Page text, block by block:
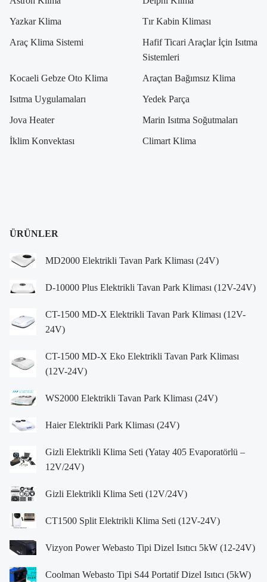
Yazkar Klima Tır Kabin Kliması
Araç Klima Sistemi
Hafif Ticari Araçlar İçin Isıtma
Sistemleri
Kocaeli Gebze Oto Klima Araçtan Bağımsız Klima
Isıtma Uygulamaları Yedek Parça
Jova Heater Marin Isıtma Soğutmaları
İklim Konvektası Climart Klima
ÜRÜNLER
MD2000 Elektrikli Tavan Park Kliması (24V)
D-10000 Plus Elektrikli Tavan Park Kliması (12V-24V)
CT-1500 MD-X Elektrikli Tavan Park Kliması (12V-
24V)
CT-1500 MD-X Eko Elektrikli Tavan Park Kliması
(12V-24V)
WS2000 Elektrikli Tavan Park Kliması (24V)
Haier Elektrikli Park Kliması (24V)
Gizli Elektrikli Klima Seti (Yatay 405 Evaporatörlü –
12V/24V)
Gizli Elektrikli Klima Seti (12V/24V)
CT1500 Split Elektrikli Klima Seti (12V-24V)
Vizyon Power Webasto Tipi Dizel Isıtıcı 5kW (12-24V)
Coolman Webasto Tipi S44 Portatif Dizel Isıtıcı (5kW)